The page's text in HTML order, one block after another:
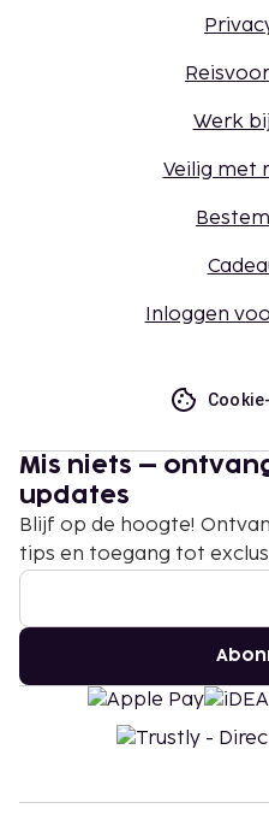
Werk
Veilig met
Inloggen
Mis niets –
updates
Blijf op de hoogte!
tips en toegang tot